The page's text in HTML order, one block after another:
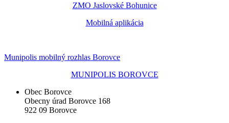
ZMO Jaslovské Bohunice
Mobilná aplikácia
Munipolis mobilný rozhlas Borovce
MUNIPOLIS BOROVCE
Obec Borovce
Obecny úrad Borovce 168
922 09 Borovce